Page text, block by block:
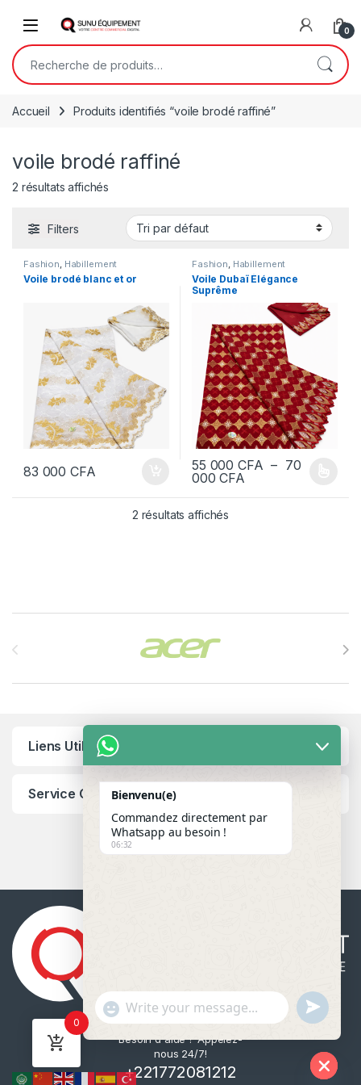
Open 0
Recherche pour :
Accueil Produits identifiés “voile brodé raffiné”
voile brodé raffiné
2 résultats affichés
Filters
Fashion, Habillement
Voile brodé blanc et or
83 000CFA
Fashion, Habillement
Voile Dubaï Élégance
Suprême
55 000CFA – 70
000CFA
Ce produit a plusieurs
2 résultats affichés
Liens Utiles
Service Client
Besoin d'aide ? Appelez-
nous 24/7!
+221772081212
0
Bienvenu(e)
Commandez directement par
Whatsapp au besoin !
06:32
"
+
c
a
WhatsApp Message
u
n
d